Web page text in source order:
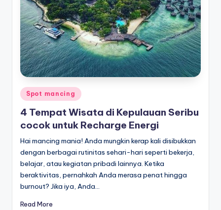
Posted
in
Spot mancing
4 Tempat Wisata di Kepulauan Seribu
cocok untuk Recharge Energi
Hai mancing mania! Anda mungkin kerap kali disibukkan
dengan berbagai rutinitas sehari-hari seperti bekerja,
belajar, atau kegiatan pribadi lainnya. Ketika
beraktivitas, pernahkah Anda merasa penat hingga
burnout? Jika iya, Anda…
Read More